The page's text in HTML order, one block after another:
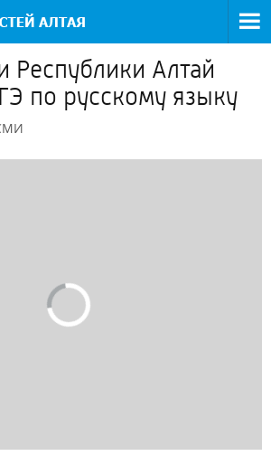
Республики Алтай
по русскому языку